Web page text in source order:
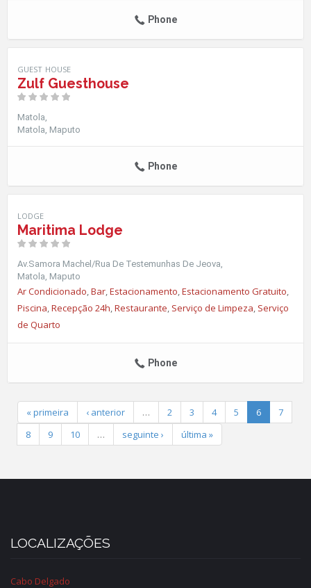
Phone
GUEST HOUSE
Zulf Guesthouse
Matola
Matola Maputo
Phone
LODGE
Maritima Lodge
Av.Samora Machel/Rua De Testemunhas De Jeova
Matola Maputo
Ar Condicionado,Bar,Estacionamento,Estacionamento Gratuito,
Piscina,Recepção 24h,Restaurante, Serviço de Limpeza, Serviço
de Quarto
Phone
« primeira ‹ anterior … 2 3 4 5 6
7
8
9 10 … seguinte › última »
LOCALIZAÇÕES
Cabo Delgado